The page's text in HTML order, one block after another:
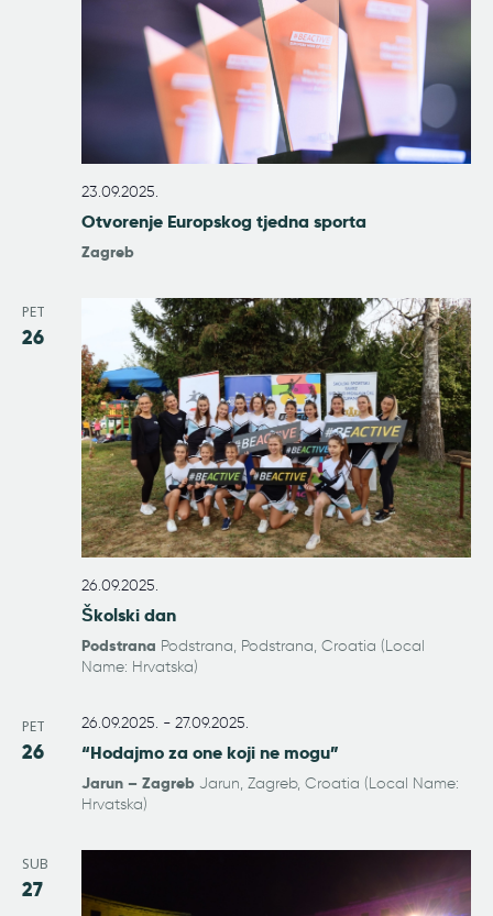
23.09.2025.
Otvorenje Europskog tjedna sporta
Zagreb
PET
26
26.09.2025.
Školski dan
Podstrana Podstrana, Podstrana, Croatia (Local
Name: Hrvatska)
PET
26
26.09.2025. - 27.09.2025.
“Hodajmo za one koji ne mogu”
Jarun – Zagreb Jarun, Zagreb, Croatia (Local Name:
Hrvatska)
SUB
27